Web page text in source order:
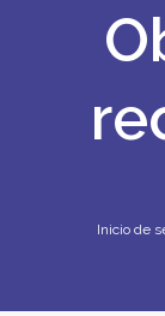
Inicio de